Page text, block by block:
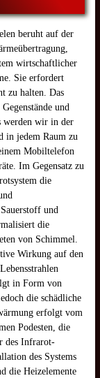
beruht auf der
wirtschaftlicher
Sie erfordert
zu halten. Das
und
werden wir in der
in jedem Raum zu
Mobiltelefon
Im Gegensatz zu
die
und
die
von Schimmel.
Wirkung auf den
in Form von
die schädliche
erfolgt vom
Podesten, die
des Infrarot-
des Systems
die Heizelemente